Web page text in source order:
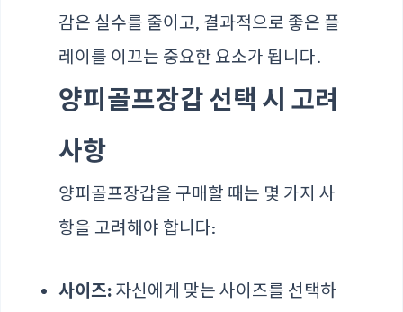
감은 실수를 줄이고, 결과적으로 좋은 플
레이를 이끄는 중요한 요소가 됩니다.
양피골프장갑 선택 시 고려
사항
양피골프장갑을 구매할 때는 몇 가지 사
항을 고려해야 합니다:
사이즈: 자신에게 맞는 사이즈를 선택하